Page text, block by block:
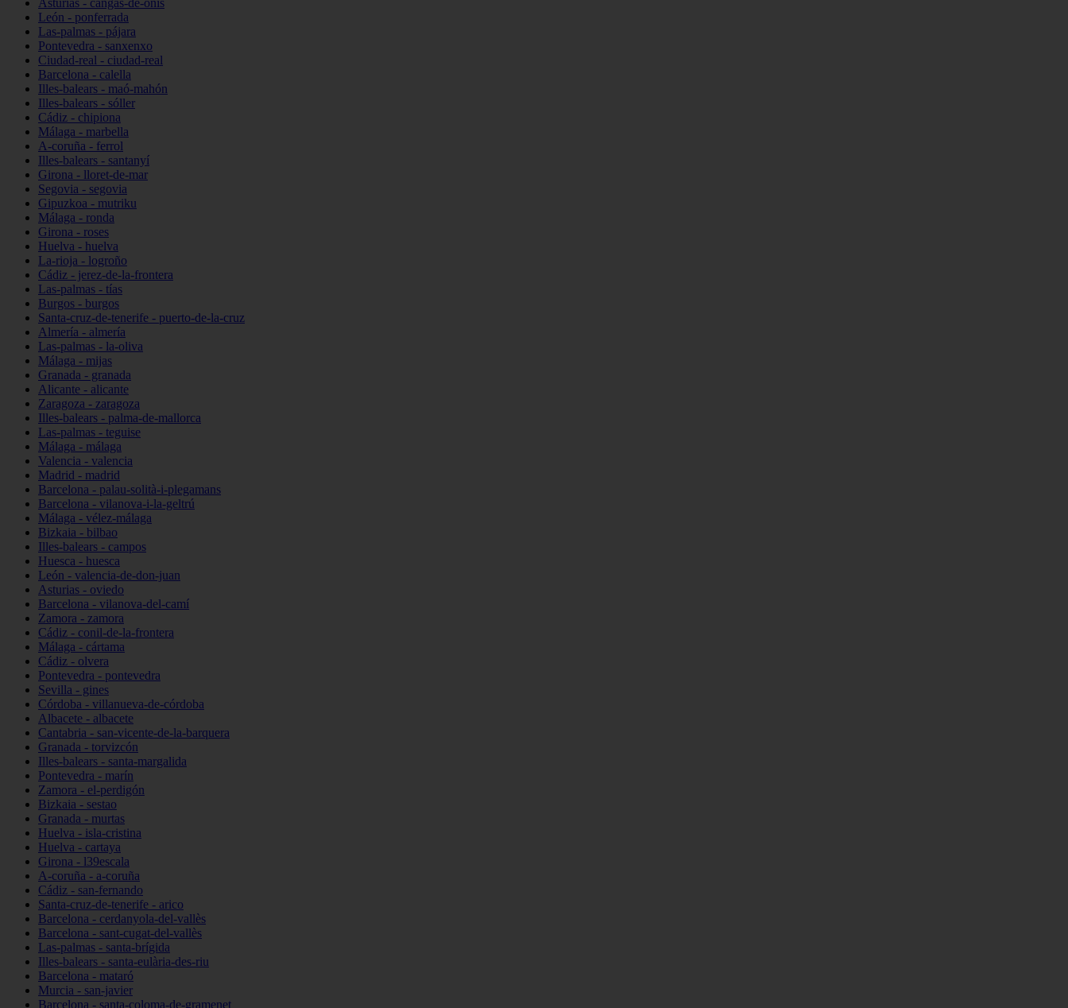
Asturias - cangas-de-onís
León - ponferrada
Las-palmas - pájara
Pontevedra - sanxenxo
Ciudad-real - ciudad-real
Barcelona - calella
Illes-balears - maó-mahón
Illes-balears - sóller
Cádiz - chipiona
Málaga - marbella
A-coruña - ferrol
Illes-balears - santanyí
Girona - lloret-de-mar
Segovia - segovia
Gipuzkoa - mutriku
Málaga - ronda
Girona - roses
Huelva - huelva
La-rioja - logroño
Cádiz - jerez-de-la-frontera
Las-palmas - tías
Burgos - burgos
Santa-cruz-de-tenerife - puerto-de-la-cruz
Almería - almería
Las-palmas - la-oliva
Málaga - mijas
Granada - granada
Alicante - alicante
Zaragoza - zaragoza
Illes-balears - palma-de-mallorca
Las-palmas - teguise
Málaga - málaga
Valencia - valencia
Madrid - madrid
Barcelona - palau-solità-i-plegamans
Barcelona - vilanova-i-la-geltrú
Málaga - vélez-málaga
Bizkaia - bilbao
Illes-balears - campos
Huesca - huesca
León - valencia-de-don-juan
Asturias - oviedo
Barcelona - vilanova-del-camí
Zamora - zamora
Cádiz - conil-de-la-frontera
Málaga - cártama
Cádiz - olvera
Pontevedra - pontevedra
Sevilla - gines
Córdoba - villanueva-de-córdoba
Albacete - albacete
Cantabria - san-vicente-de-la-barquera
Granada - torvizcón
Illes-balears - santa-margalida
Pontevedra - marín
Zamora - el-perdigón
Bizkaia - sestao
Granada - murtas
Huelva - isla-cristina
Huelva - cartaya
Girona - l39escala
A-coruña - a-coruña
Cádiz - san-fernando
Santa-cruz-de-tenerife - arico
Barcelona - cerdanyola-del-vallès
Barcelona - sant-cugat-del-vallès
Las-palmas - santa-brígida
Illes-balears - santa-eulària-des-riu
Barcelona - mataró
Murcia - san-javier
Barcelona - santa-coloma-de-gramenet